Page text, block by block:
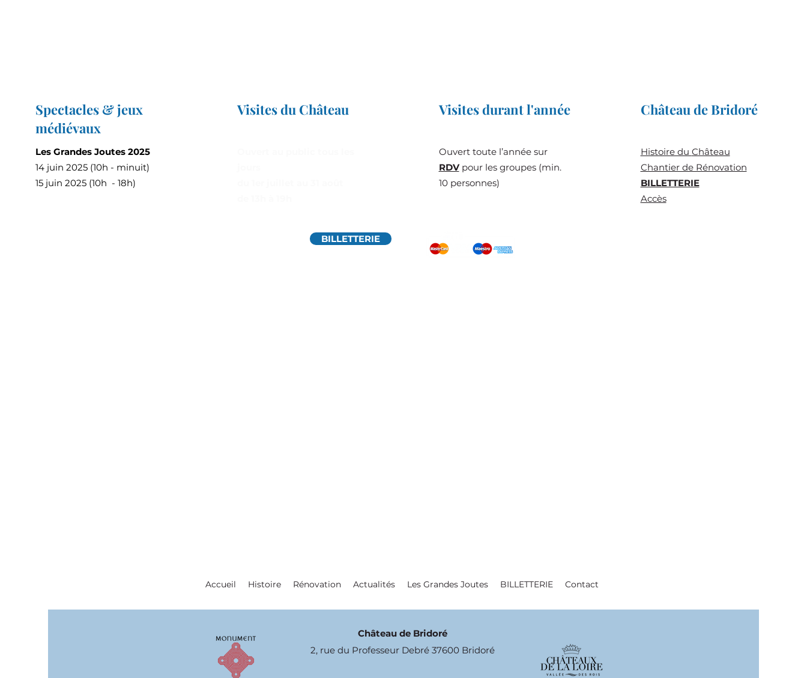
Spectacles & jeux
médiévaux
Les Grandes Joutes 2025
14 juin 2025 (10h - minuit)
15 juin 2025 (10h - 18h)
Visites du Château Visites durant l'année
Ouvert toute l’année sur
RDVpour les groupes (min.
10 personnes)
Château de Bridoré
Histoire du Château
Chantier de Rénovation
BILLETTERIE
Accès
BILLETTERIE
Accueil Histoire Rénovation Actualités Les Grandes Joutes BILLETTERIE Contact
Château de Bridoré
2, rue du Professeur Debré 37600 Bridoré